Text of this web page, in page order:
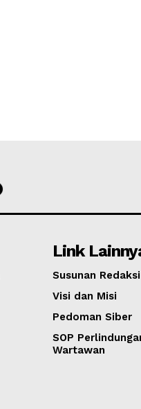
Link
Susunan Redaksi
Visi dan Misi
Pedoman Siber
SOP
Wartawan